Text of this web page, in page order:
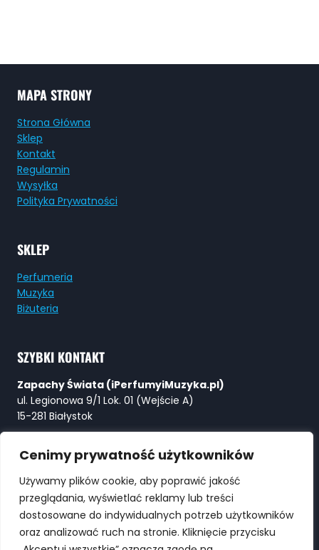
Cenimy prywatność użytkowników
Używamy plików cookie, aby poprawić jakość
przeglądania, wyświetlać reklamy lub treści
dostosowane do indywidualnych potrzeb użytkowników
oraz analizować ruch na stronie. Kliknięcie przycisku
MAPA STRONY
Strona Główna
Sklep
Kontakt
Regulamin
Wysyłka
Polityka Prywatności
SKLEP
Perfumeria
Muzyka
Biżuteria
SZYBKI KONTAKT
Zapachy Świata (iPerfumyiMuzyka.pl)
ul. Legionowa 9/1 Lok. 01 (Wejście A)
15-281 Białystok
E-mail:Perfumy@ZapachySwiata.com
WYSZUKIWARKA